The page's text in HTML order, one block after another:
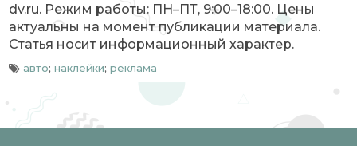
dv.ru. Режим работы: ПН–ПТ, 9:00–18:00. Цены
актуальны на момент публикации материала.
Статья носит информационный характер.
авто;наклейки;реклама